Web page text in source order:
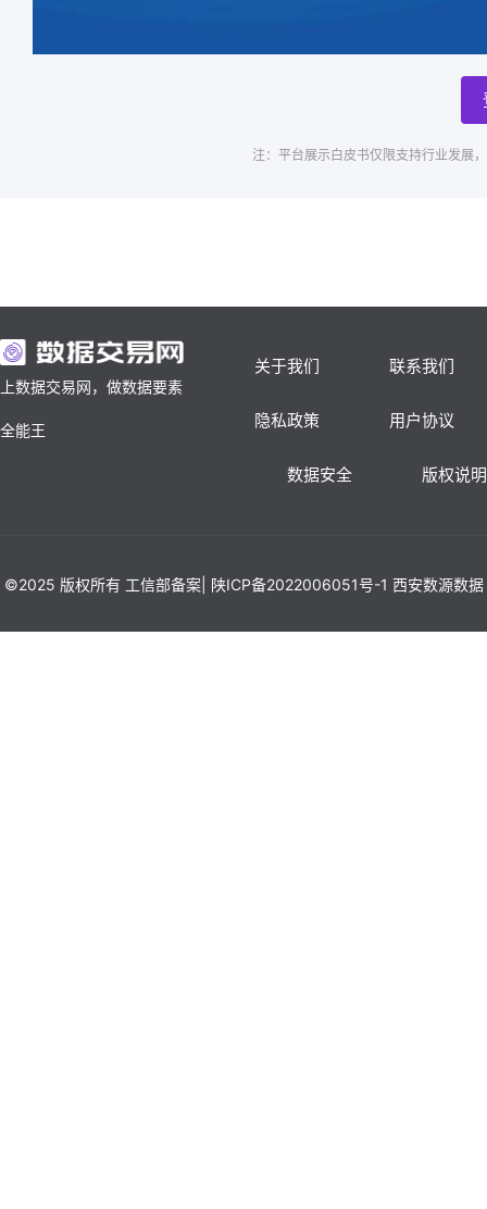
注：平台展示白皮书仅限支持行业发展
上数据交易网，做数据要素
全能王
关于我们 联系我们
隐私政策 用户协议
数据安全 版权说明
©2025 版权所有 工信部备案| 陕ICP备2022006051号-1 西安数源数据